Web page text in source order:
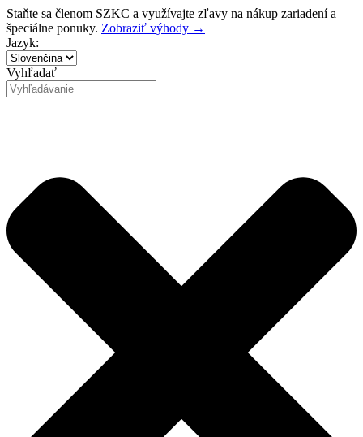
Preskočiť
na
obsah
Staňte sa členom SZKC a využívajte zľavy na nákup zariadení a
špeciálne ponuky. Zobraziť výhody →
Jazyk:
Vyhľadať